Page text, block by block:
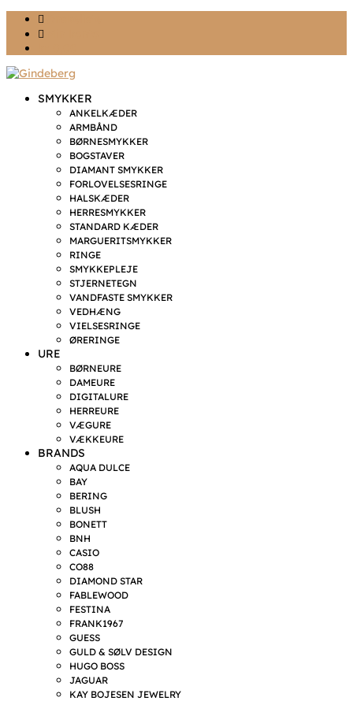
SMYKKER
ANKELKÆDER
ARMBÅND
BØRNESMYKKER
BOGSTAVER
DIAMANT SMYKKER
FORLOVELSESRINGE
HALSKÆDER
HERRESMYKKER
STANDARD KÆDER
MARGUERITSMYKKER
RINGE
SMYKKEPLEJE
STJERNETEGN
VANDFASTE SMYKKER
VEDHÆNG
VIELSESRINGE
ØRERINGE
URE
BØRNEURE
DAMEURE
DIGITALURE
HERREURE
VÆGURE
VÆKKEURE
BRANDS
AQUA DULCE
BAY
BERING
BLUSH
BONETT
BNH
CASIO
CO88
DIAMOND STAR
FABLEWOOD
FESTINA
FRANK1967
GUESS
GULD & SØLV DESIGN
HUGO BOSS
JAGUAR
KAY BOJESEN JEWELRY